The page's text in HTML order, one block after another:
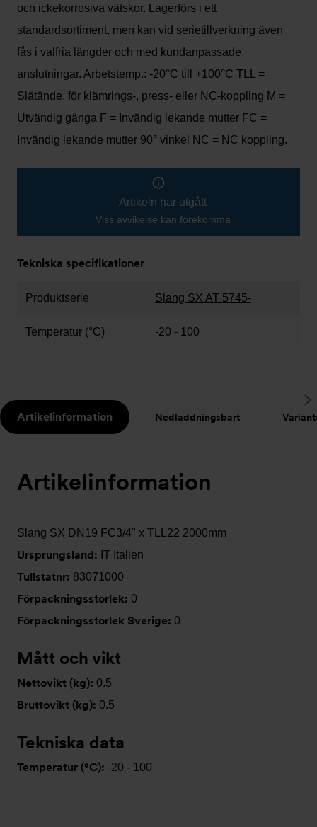
och ickekorrosiva vätskor. Lagerförs i ett
standardsortiment, men kan vid serietillverkning även
fås i valfria längder och med kundanpassade
anslutningar. Arbetstemp.: -20°C till +100°C TLL =
Slätände, för klämrings-, press- eller NC-koppling M =
Utvändig gänga F = Invändig lekande mutter FC =
Invändig lekande mutter 90° vinkel NC = NC koppling.
Artikeln har utgått
Viss avvikelse kan förekomma
Tekniska specifikationer
Produktserie Slang SX AT 5745-
Temperatur (°C) -20 - 100
Artikelinformation Nedladdningsbart
Artikelinformation
Slang SX DN19 FC3/4" x TLL22 2000mm
Ursprungsland: IT Italien
Tullstatnr: 83071000
Förpackningsstorlek: 0
Förpackningsstorlek Sverige: 0
Mått och vikt
Nettovikt (kg): 0.5
Bruttovikt (kg): 0.5
Tekniska data
Temperatur (°C): -20 - 100